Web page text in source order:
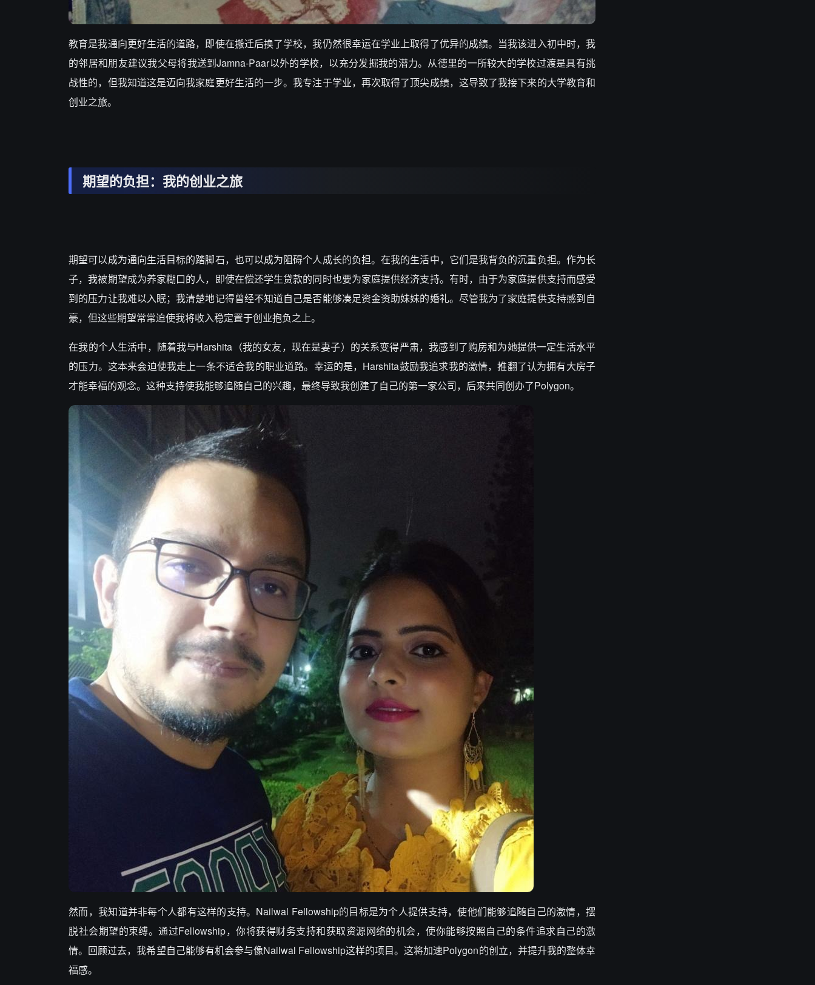
教育是我通向更好生活的道路，即使在搬迁后换了学校，我仍然很幸运在学业上取得了优异的成绩。当我该进入初中时，我
的邻居和朋友建议我父母将我送到Jamna-Paar以外的学校，以充分发掘我的潜力。从德里的一所较大的学校过渡是具有挑
战性的，但我知道这是迈向我家庭更好生活的一步。我专注于学业，再次取得了顶尖成绩，这导致了我接下来的大学教育和
创业之旅。
期望的负担：我的创业之旅
期望可以成为通向生活目标的踏脚石，也可以成为阻碍个人成长的负担。在我的生活中，它们是我背负的沉重负担。作为长
子，我被期望成为养家糊口的人，即使在偿还学生贷款的同时也要为家庭提供经济支持。有时，由于为家庭提供支持而感受
到的压力让我难以入眠；我清楚地记得曾经不知道自己是否能够凑足资金资助妹妹的婚礼。尽管我为了家庭提供支持感到自
豪，但这些期望常常迫使我将收入稳定置于创业抱负之上。
在我的个人生活中，随着我与Harshita（我的女友，现在是妻子）的关系变得严肃，我感到了购房和为她提供一定生活水平
的压力。这本来会迫使我走上一条不适合我的职业道路。幸运的是，Harshita鼓励我追求我的激情，推翻了认为拥有大房子
才能幸福的观念。这种支持使我能够追随自己的兴趣，最终导致我创建了自己的第一家公司，后来共同创办了Polygon。
然而，我知道并非每个人都有这样的支持。Nailwal Fellowship的目标是为个人提供支持，使他们能够追随自己的激情，摆
脱社会期望的束缚。通过Fellowship，你将获得财务支持和获取资源网络的机会，使你能够按照自己的条件追求自己的激
情。回顾过去，我希望自己能够有机会参与像Nailwal Fellowship这样的项目。这将加速Polygon的创立，并提升我的整体幸
福感。